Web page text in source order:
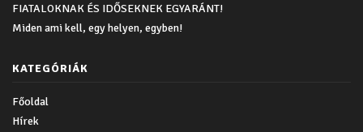
FIATALOKNAK ÉS IDŐSEKNEK EGYARÁNT!
Miden ami kell, egy helyen, egyben!
KATEGÓRIÁK
Főoldal
Hírek